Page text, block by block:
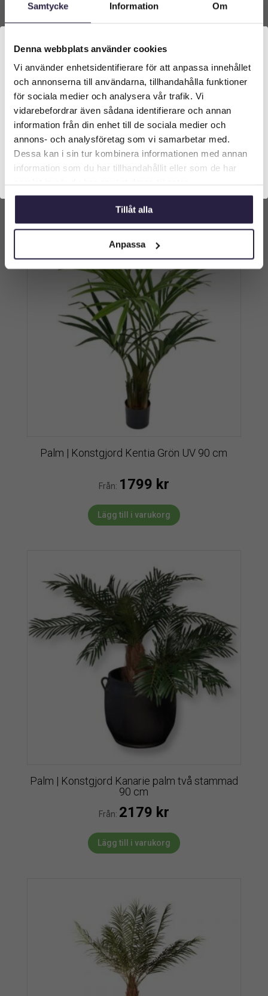
Samtycke Information Om
Denna webbplats använder cookies
Vi använder enhetsidentifierare för att anpassa innehållet
och annonserna till användarna, tillhandahålla funktioner
för sociala medier och analysera vår trafik. Vi
vidarebefordrar även sådana identifierare och annan
information från din enhet till de sociala medier och
annons- och analysföretag som vi samarbetar med.
Dessa kan i sin tur kombinera informationen med annan
information som du har tillhandahållit eller som de har
Tillåt alla
Anpassa
Palm | Konstgjord Kanarie UV 200 cm
5749kr
Palm | Konstgjord Kentia Grön UV 90 cm
Från: 1799 kr
Lägg till i varukorg
Palm | Konstgjord Kanarie palm två stammad
90 cm
Från: 2179 kr
Lägg till i varukorg
Välkommen till Webflower
Vilken typ av kund är du? Du kan alltid justera ditt val
längst upp på sidan.
Företagskund (exkl. moms)
Privatkund (inkl. moms)